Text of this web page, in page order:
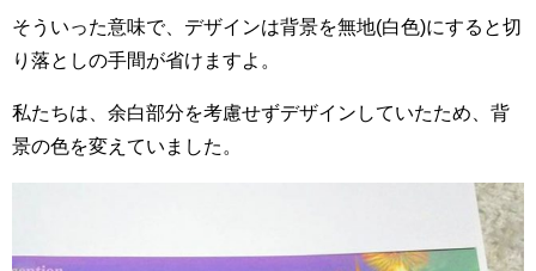
そういった意味で、デザインは背景を無地(白色)にすると切
り落としの手間が省けますよ。
私たちは、余白部分を考慮せずデザインしていたため、背
景の色を変えていました。